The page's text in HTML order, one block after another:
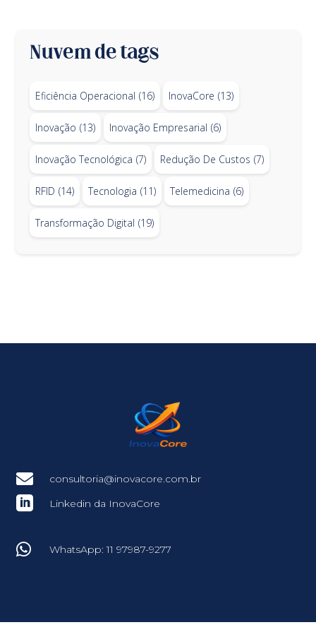
Nuvem de tags
Eficiência Operacional (16) InovaCore (13)
Inovação (13) Inovação Empresarial (6)
Inovação Tecnológica (7) Redução De Custos (7)
RFID (14) Tecnologia (11) Telemedicina (6)
Transformação Digital (19)
 consultoria@inovacore.com.br
 Linkedin da InovaCore
 WhatsApp: 11 97987-9277